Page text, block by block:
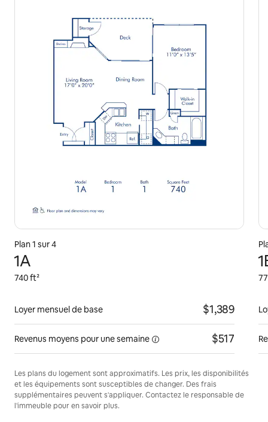
Plan 1 sur 4
1A
740 ft²
Loyer mensuel de base $1,389
Revenus moyens pour unesemaine $517
Les plans du logement sont approximatifs. Les prix, les disponibilités
et les équipements sont susceptibles de changer. Des frais
supplémentaires peuvent s'appliquer. Contactez le responsable de
l'immeuble pour en savoir plus.